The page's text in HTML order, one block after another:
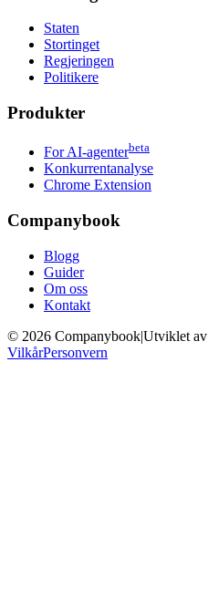
Staten
Stortinget
Regjeringen
Politikere
Produkter
For AI-agenterbeta
Konkurrentanalyse
Chrome Extension
Companybook
Blogg
Guider
Om oss
Kontakt
© 2026 Companybook|Utviklet av
VilkårPersonvern